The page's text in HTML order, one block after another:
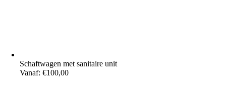
Schaftwagen met sanitaire unit
Vanaf:€100,00